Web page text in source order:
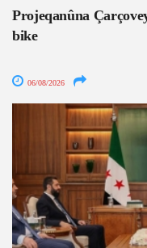
Projeqanûna
bike
06/08/2026